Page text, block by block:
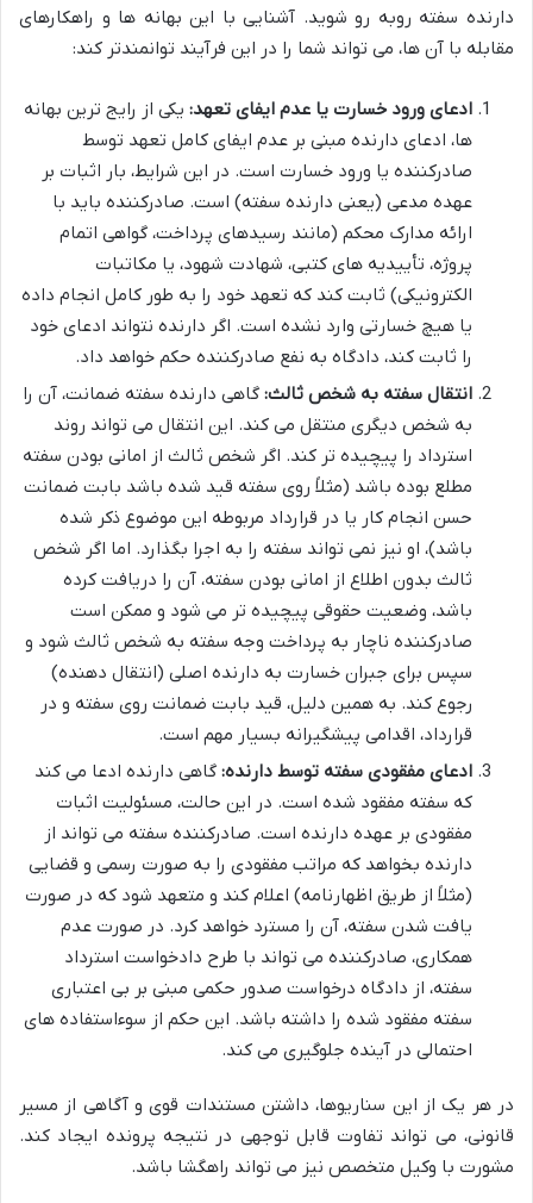
دارنده سفته روبه رو شوید. آشنایی با این بهانه ها و راهکارهای
مقابله با آن ها، می تواند شما را در این فرآیند توانمندتر کند:
ادعای ورود خسارت یا عدم ایفای تعهد: یکی از رایج ترین بهانه
ها، ادعای دارنده مبنی بر عدم ایفای کامل تعهد توسط
صادرکننده یا ورود خسارت است. در این شرایط، بار اثبات بر
عهده مدعی (یعنی دارنده سفته) است. صادرکننده باید با
ارائه مدارک محکم (مانند رسیدهای پرداخت، گواهی اتمام
پروژه، تأییدیه های کتبی، شهادت شهود، یا مکاتبات
الکترونیکی) ثابت کند که تعهد خود را به طور کامل انجام داده
یا هیچ خسارتی وارد نشده است. اگر دارنده نتواند ادعای خود
را ثابت کند، دادگاه به نفع صادرکننده حکم خواهد داد.
انتقال سفته به شخص ثالث: گاهی دارنده سفته ضمانت، آن را
به شخص دیگری منتقل می کند. این انتقال می تواند روند
استرداد را پیچیده تر کند. اگر شخص ثالث از امانی بودن سفته
مطلع بوده باشد (مثلاً روی سفته قید شده باشد بابت ضمانت
حسن انجام کار یا در قرارداد مربوطه این موضوع ذکر شده
باشد)، او نیز نمی تواند سفته را به اجرا بگذارد. اما اگر شخص
ثالث بدون اطلاع از امانی بودن سفته، آن را دریافت کرده
باشد، وضعیت حقوقی پیچیده تر می شود و ممکن است
صادرکننده ناچار به پرداخت وجه سفته به شخص ثالث شود و
سپس برای جبران خسارت به دارنده اصلی (انتقال دهنده)
رجوع کند. به همین دلیل، قید بابت ضمانت روی سفته و در
قرارداد، اقدامی پیشگیرانه بسیار مهم است.
ادعای مفقودی سفته توسط دارنده: گاهی دارنده ادعا می کند
که سفته مفقود شده است. در این حالت، مسئولیت اثبات
مفقودی بر عهده دارنده است. صادرکننده سفته می تواند از
دارنده بخواهد که مراتب مفقودی را به صورت رسمی و قضایی
(مثلاً از طریق اظهارنامه) اعلام کند و متعهد شود که در صورت
یافت شدن سفته، آن را مسترد خواهد کرد. در صورت عدم
همکاری، صادرکننده می تواند با طرح دادخواست استرداد
سفته، از دادگاه درخواست صدور حکمی مبنی بر بی اعتباری
سفته مفقود شده را داشته باشد. این حکم از سوءاستفاده های
احتمالی در آینده جلوگیری می کند.
در هر یک از این سناریوها، داشتن مستندات قوی و آگاهی از مسیر
قانونی، می تواند تفاوت قابل توجهی در نتیجه پرونده ایجاد کند.
مشورت با وکیل متخصص نیز می تواند راهگشا باشد.